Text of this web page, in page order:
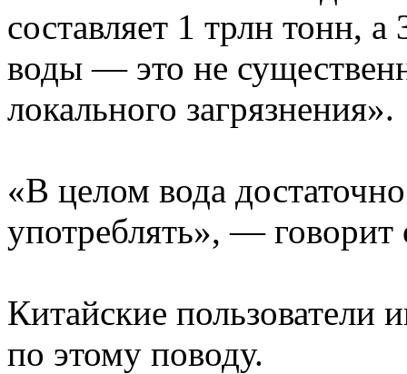
составляет 1 трлн тонн,
воды — это не
локального загрязнения».
«В целом вода
употреблять», — говорит
Китайские пользователи
по этому поводу.